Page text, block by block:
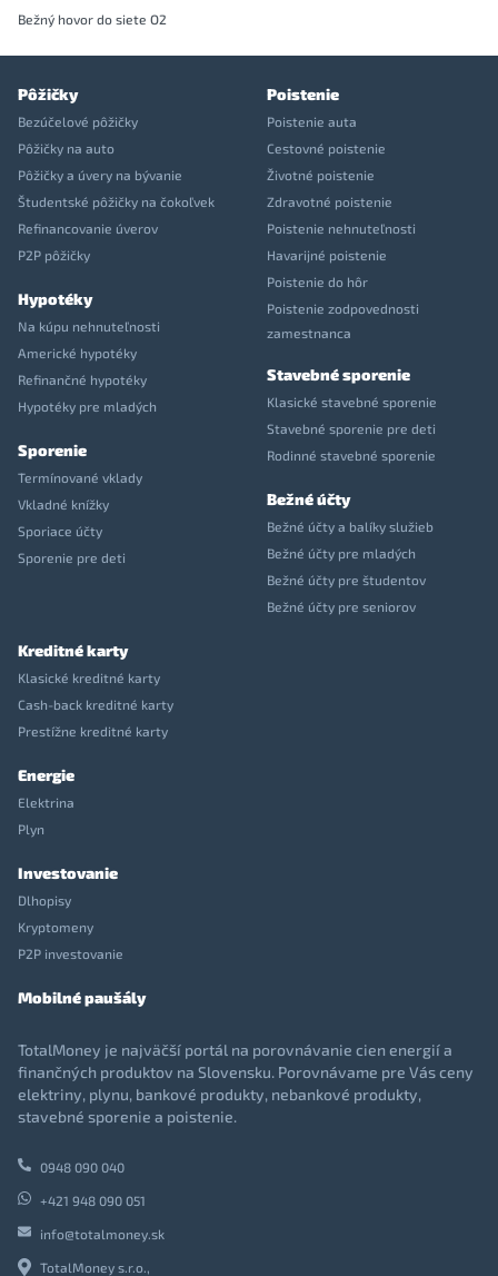
Bežný hovor do siete O2
Pôžičky
Bezúčelové pôžičky
Pôžičky na auto
Pôžičky a úvery na bývanie
Študentské pôžičky na čokoľvek
Refinancovanie úverov
P2P pôžičky
Hypotéky
Na kúpu nehnuteľnosti
Americké hypotéky
Refinančné hypotéky
Hypotéky pre mladých
Sporenie
Termínované vklady
Vkladné knížky
Sporiace účty
Sporenie pre deti
Poistenie
Poistenie auta
Cestovné poistenie
Životné poistenie
Zdravotné poistenie
Poistenie nehnuteľnosti
Havarijné poistenie
Poistenie do hôr
Poistenie zodpovednosti
zamestnanca
Stavebné sporenie
Klasické stavebné sporenie
Stavebné sporenie pre deti
Rodinné stavebné sporenie
Bežné účty
Bežné účty a balíky služieb
Bežné účty pre mladých
Bežné účty pre študentov
Bežné účty pre seniorov
Kreditné karty
Klasické kreditné karty
Cash-back kreditné karty
Prestížne kreditné karty
Energie
Elektrina
Plyn
Investovanie
Dlhopisy
Kryptomeny
P2P investovanie
Mobilné paušály
TotalMoney je najväčší portál na porovnávanie cien energií a
finančných produktov na Slovensku. Porovnávame pre Vás ceny
elektriny, plynu, bankové produkty, nebankové produkty,
stavebné sporenie a poistenie.
0948 090 040
+421 948 090 051
info@totalmoney.sk
TotalMoney s.r.o.,